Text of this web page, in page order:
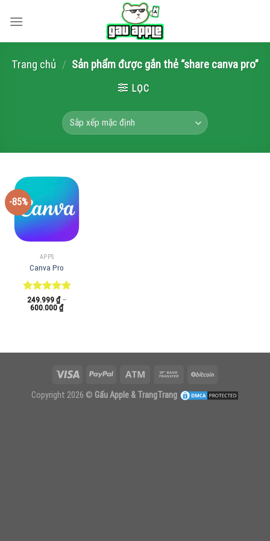
Trang chủ / Sản phẩm được gắn thẻ “share canva pro”
LỌC
-85%
APPS
Canva Pro
Được xếp
hạng5.00
249.999₫ –
600.000₫Khoảng
giá:
Copyright 2026 © Gấu Apple & TrangTrang